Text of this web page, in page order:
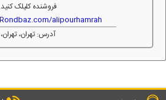
فروشنده کلیلک کنید.
alipourhamrah
آدرس: تهران، تهران،